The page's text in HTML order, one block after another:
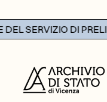
SERVIZIO DI